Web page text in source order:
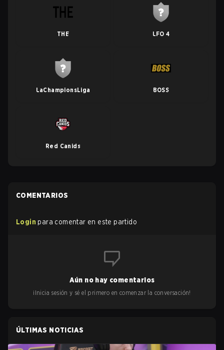
THE LFO 4
LaChampionsLiga BOSS
Red Canids
COMENTARIOS
Login para comentar en este partido
Aún no hay comentarios
¡Inicia sesión y sé el primero en comenzar la conversación!
ÚLTIMAS NOTICIAS